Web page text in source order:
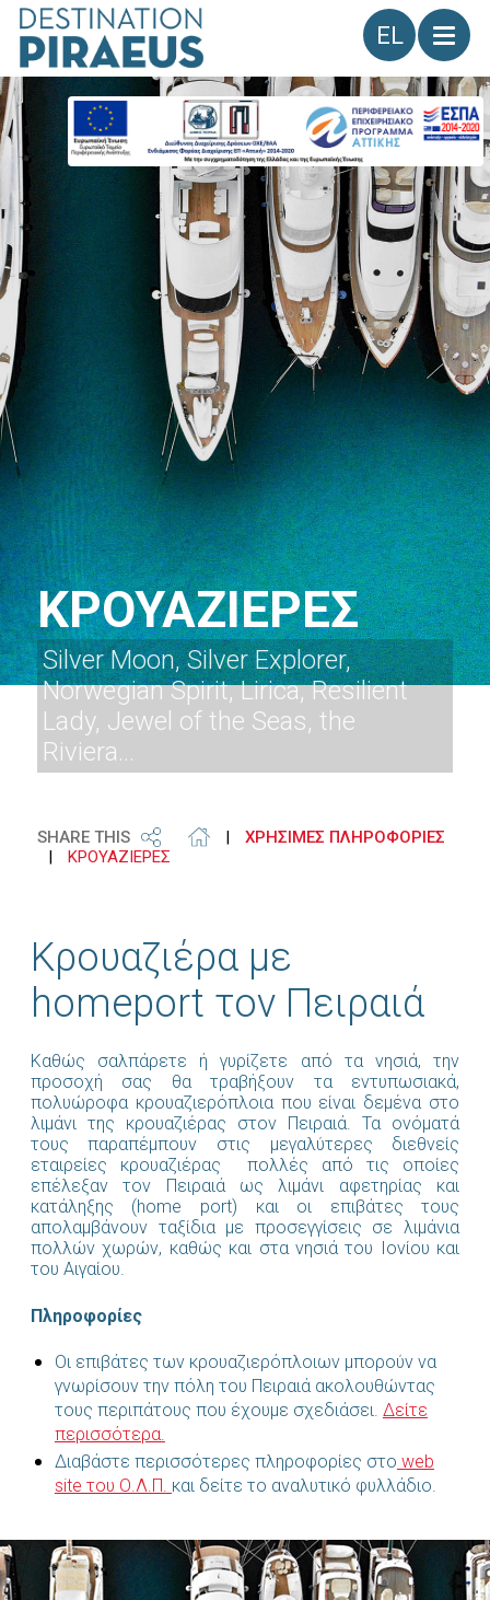
Γλώσσα
ΚΡΟΥΑΖΙΕΡΕΣ
Silver Moon, Silver Explorer,
Norwegian Spirit, Lirica, Resilient
Lady, Jewel of the Seas, the
Riviera…
SHARE THIS |
ΧΡΗΣΙΜΕΣ ΠΛΗΡΟΦΟΡΙΕΣ
|
ΚΡΟΥΑΖΙΕΡΕΣ
Κρουαζιέρα με
homeport τον Πειραιά
Καθώς σαλπάρετε ή γυρίζετε από τα νησιά, την
προσοχή σας θα τραβήξουν τα εντυπωσιακά,
πολυώροφα κρουαζιερόπλοια που είναι δεμένα στο
λιμάνι της κρουαζιέρας στον Πειραιά. Τα ονόματά
τους παραπέμπουν στις μεγαλύτερες διεθνείς
εταιρείες κρουαζιέρας πολλές από τις οποίες
επέλεξαν τον Πειραιά ως λιμάνι αφετηρίας και
κατάληξης (home port) και οι επιβάτες τους
απολαμβάνουν ταξίδια με προσεγγίσεις σε λιμάνια
πολλών χωρών, καθώς και στα νησιά του Ιονίου και
του Αιγαίου.
Πληροφορίες
Οι επιβάτες των κρουαζιερόπλοιων μπορούν να
γνωρίσουν την πόλη του Πειραιά ακολουθώντας
τους περιπάτους που έχουμε σχεδιάσει. Δείτε
περισσότερα.
Διαβάστε περισσότερες πληροφορίες στο web
site του Ο.Λ.Π. και δείτε το αναλυτικό φυλλάδιο.